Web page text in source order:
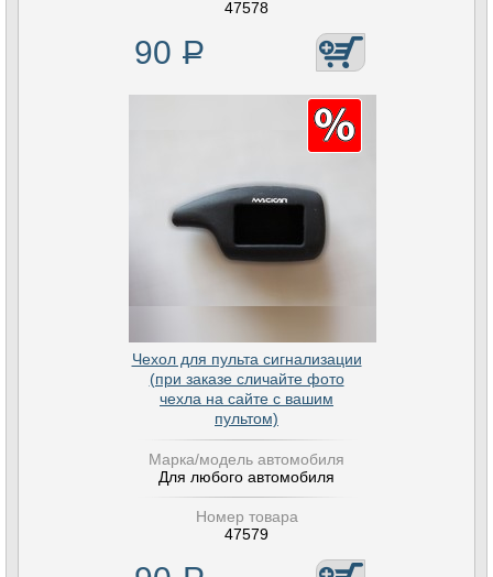
47578
90 Р
Чехол для пульта сигнализации
(при заказе сличайте фото
чехла на сайте с вашим
пультом)
Марка/модель автомобиля
Для любого автомобиля
Номер товара
47579